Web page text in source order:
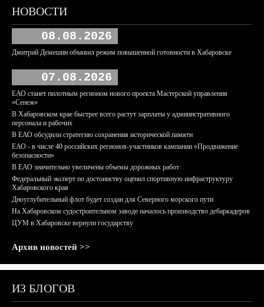
НОВОСТИ
08.08.2026
Дмитрий Демешин объявил режим повышенной готовности в Хабаровске
07.08.2026
ЕАО станет пилотным регионом нового проекта Мастерской управления
«Сенеж»
В Хабаровском крае быстрее всего растут зарплаты у административного
персонала и рабочих
В ЕАО обсудили стратегию сохранения исторической памяти
ЕАО - в числе 40 российских регионов-участников кампании «Продвижение
безопасности»
В ЕАО значительно увеличены объемы дорожных работ
Федеральный эксперт по достоинству оценил спортивную инфраструктуру
Хабаровского края
Дноуглубительный флот будет создан для Северного морского пути
На Хабаровском судостроительном заводе началось производство дебаркадеров
ЦУМ в Хабаровске вернули государству
Архив новостей >>
ИЗ БЛОГОВ